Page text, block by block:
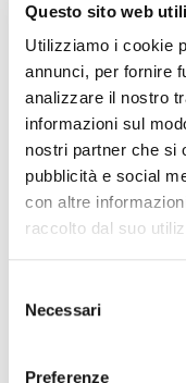
Questo sito web
Utilizziamo i cookie
annunci, per fornire
analizzare il nostro
informazioni sul
nostri partner che si
pubblicità e social
con altre
raccolto dal suo
delNecessari
Preferenze
"Energicamente", gli
protetta.
Il Parco racconta di
Festasaggia da
Parco incontrano i
mensa"; il direttivo del
Parco.